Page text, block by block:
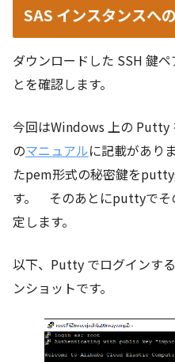
SAS インスタンスへ
ダウンロードした SSH 鍵
とを確認します。
今回はWindows 上の
のマニュアルに記載があり
たpem形式の秘密鍵を
す。 そのあとにputtyでそ
定します。
以下、Putty でログインす
ンショットです。